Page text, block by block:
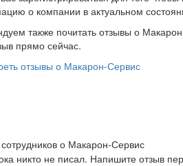
о компании в актуальном
также почитать отзывы о
прямо сейчас.
отзывы о Макарон-Сервис
о Макарон-Сервис
никто не писал. Напишите отзыв